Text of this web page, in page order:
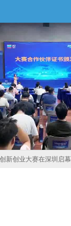
新创业大赛在深圳启幕